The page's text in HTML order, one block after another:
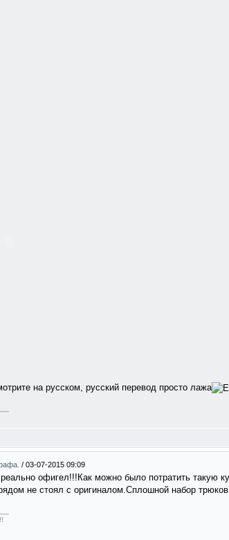
на русском, русский перевод просто лажа
/ 03-07-2015 09:09
офигел!!!Как можно было потратить такую
не стоял с оригиналом.Сплошной набор